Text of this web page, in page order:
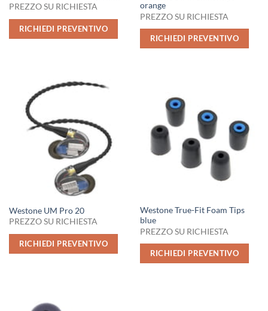
PREZZO SU RICHIESTA
RICHIEDI PREVENTIVO
orange
PREZZO SU RICHIESTA
RICHIEDI PREVENTIVO
Westone UM Pro 20
PREZZO SU RICHIESTA
RICHIEDI PREVENTIVO
Westone True-Fit Foam Tips
blue
PREZZO SU RICHIESTA
RICHIEDI PREVENTIVO